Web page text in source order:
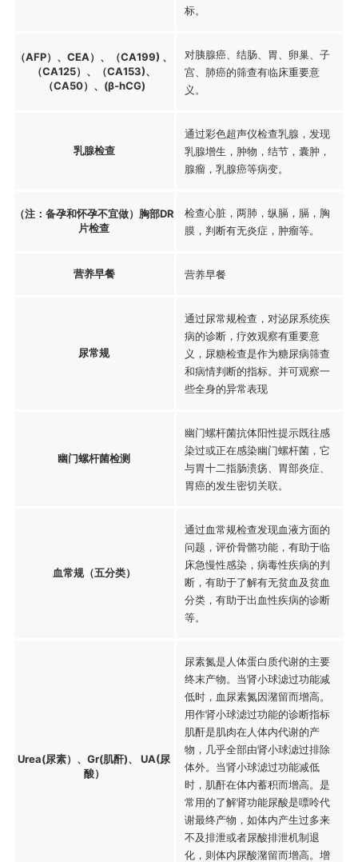
标。
（AFP）、CEA）、（CA199) 、
（CA125）、（CA153)、
（CA50）、(β-hCG)
对胰腺癌、结肠、胃、卵巢、子
宫、肺癌的筛查有临床重要意
义。
乳腺检查
通过彩色超声仪检查乳腺，发现
乳腺增生，肿物，结节，囊肿，
腺瘤，乳腺癌等病变。
（注：备孕和怀孕不宜做）胸部DR
片检查
检查心脏，两肺，纵膈，膈，胸
膜，判断有无炎症，肿瘤等。
营养早餐 营养早餐
尿常规
通过尿常规检查，对泌尿系统疾
病的诊断，疗效观察有重要意
义，尿糖检查是作为糖尿病筛查
和病情判断的指标。并可观察一
些全身的异常表现
幽门螺杆菌检测
幽门螺杆菌抗体阳性提示既往感
染过或正在感染幽门螺杆菌，它
与胃十二指肠溃疡、胃部炎症、
胃癌的发生密切关联。
血常规（五分类）
通过血常规检查发现血液方面的
问题，评价骨骼功能，有助于临
床急慢性感染，病毒性疾病的判
断，有助于了解有无贫血及贫血
分类，有助于出血性疾病的诊断
等。
Urea(尿素）、Gr(肌酐)、 UA(尿
酸）
尿素氮是人体蛋白质代谢的主要
终末产物。当肾小球滤过功能减
低时，血尿素氮因潴留而增高。
用作肾小球滤过功能的诊断指标
肌酐是肌肉在人体内代谢的产
物，几乎全部由肾小球滤过排除
体外。当肾小球滤过功能减低
时，肌酐在体内蓄积而增高。是
常用的了解肾功能尿酸是嘌呤代
谢最终产物，如体内产生过多来
不及排泄或者尿酸排泄机制退
化，则体内尿酸潴留而增高。增